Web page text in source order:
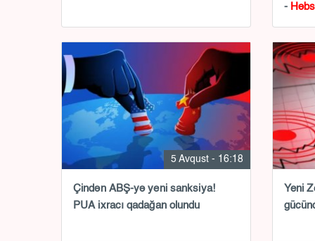
-
5 Avqust - 16:18
Çindən ABŞ-yə yeni sanksiya!
PUA ixracı qadağan olundu
Yeni